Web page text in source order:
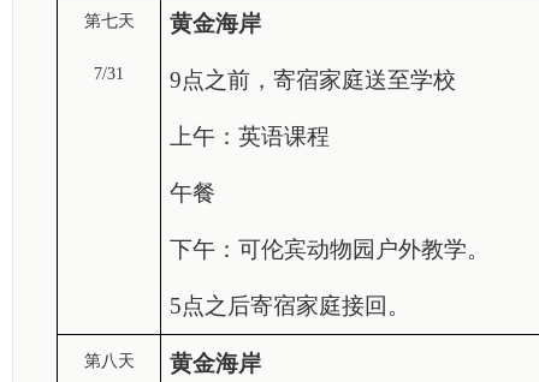
第七天
7/31
黄金海岸
9点之前，寄宿家庭送至学校
上午：英语课程
午餐
下午：可伦宾动物园户外教学。
5点之后寄宿家庭接回。
第八天 黄金海岸